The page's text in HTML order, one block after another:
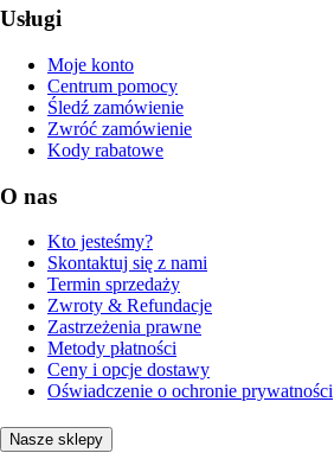
Usługi
Moje konto
Centrum pomocy
Śledź zamówienie
Zwróć zamówienie
Kody rabatowe
O nas
Kto jesteśmy?
Skontaktuj się z nami
Termin sprzedaży
Zwroty & Refundacje
Zastrzeżenia prawne
Metody płatności
Ceny i opcje dostawy
Oświadczenie o ochronie prywatności
Nasze sklepy